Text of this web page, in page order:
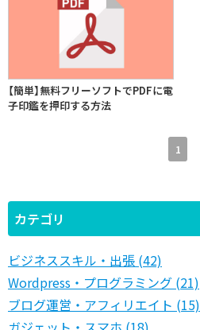
【簡単】無料フリーソフトでPDFに電
子印鑑を押印する方法
1
カテゴリ
ビジネススキル・出張 (42)
Wordpress・プログラミング (21)
ブログ運営・アフィリエイト (15)